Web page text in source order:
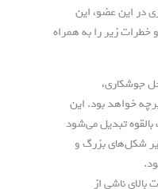
در این عضو، این
خطرات زیر را به همراه
جوشکاری،
خواهد بود. این
تبدیل می‌شود
شکل‌های بزرگ و
بالای ناشی از